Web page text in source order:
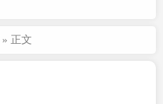
» 正文